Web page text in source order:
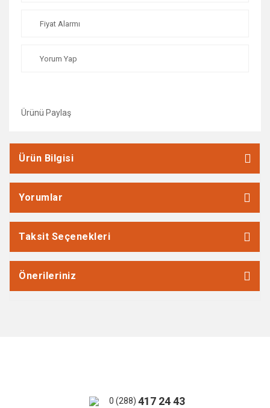
Fiyat Alarmı
Yorum Yap
Ürünü Paylaş
Ürün Bilgisi
Yorumlar
Taksit Seçenekleri
Önerileriniz
0 (288) 417 24 43